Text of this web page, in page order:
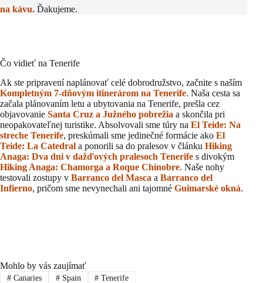
na kávu. Ďakujeme.
Čo vidieť na Tenerife
Ak ste pripravení naplánovať celé dobrodružstvo, začnite s naším
Kompletným 7-dňovým itinerárom na Tenerife. Naša cesta sa
začala plánovaním letu a ubytovania na Tenerife, prešla cez
objavovanie Santa Cruz a Južného pobrežia a skončila pri
neopakovateľnej turistike. Absolvovali sme túry na El Teide: Na
streche Tenerife, preskúmali sme jedinečné formácie ako El
Teide: La Catedral a ponorili sa do pralesov v článku Hiking
Anaga: Dva dni v dažďových pralesoch Tenerife s divokým
Hiking Anaga: Chamorga a Roque Chinobre. Naše nohy
testovali zostupy v Barranco del Masca a Barranco del
Infierno, pričom sme nevynechali ani tajomné Guimarské okná.
Mohlo by vás zaujímať
#Canaries #Spain # Tenerife